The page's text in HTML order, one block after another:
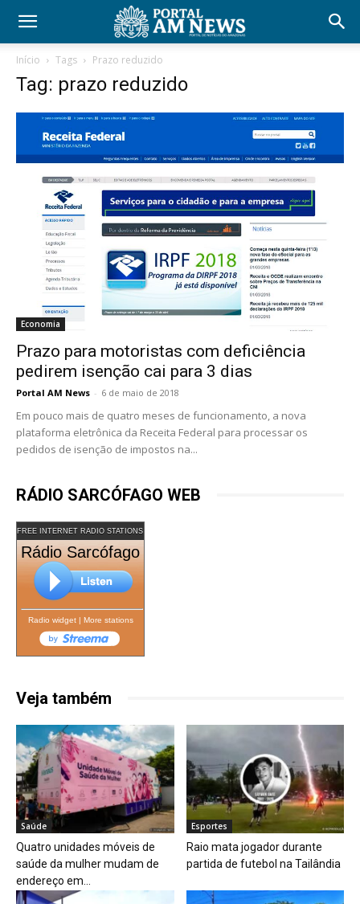
Início Tags Prazo reduzido
Tag: prazo reduzido
Economia
Prazo para motoristas com deficiência
pedirem isenção cai para 3 dias
Portal AM News - 6 de maio de 2018
Em pouco mais de quatro meses de funcionamento, a nova
plataforma eletrônica da Receita Federal para processar os
pedidos de isenção de impostos na...
RÁDIO SARCÓFAGO WEB
FREE INTERNET RADIO STATIONS
Rádio Sarcófago
Radio widget| More stations
Veja também
Saúde
Quatro unidades móveis de
saúde da mulher mudam de
endereço em...
Esportes
Raio mata jogador durante
partida de futebol na Tailândia